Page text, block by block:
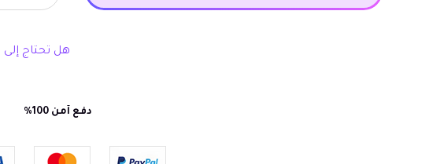
هل تحتاج
دفع آمن 100%